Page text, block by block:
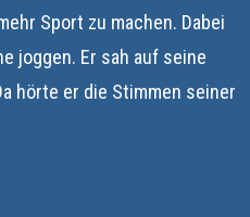
Sport zu machen. Dabei
joggen. Er sah auf seine
hörte er die Stimmen seiner